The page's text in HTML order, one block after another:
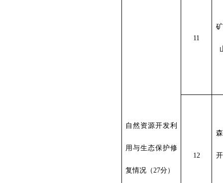
自然资源开发利
用与生态保护修
复情况（27分）
11
12